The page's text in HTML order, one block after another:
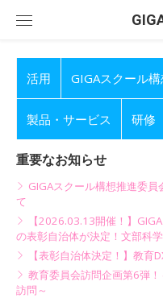
活用 GIGAスクール
製品・サービス 研修
重要なお知らせ
GIGAスクール構想推進委
て
【2026.03.13開催！】
の表彰自治体が決定！文部科
【表彰自治体決定！】教育
教育委員会訪問企画第6弾
訪問～